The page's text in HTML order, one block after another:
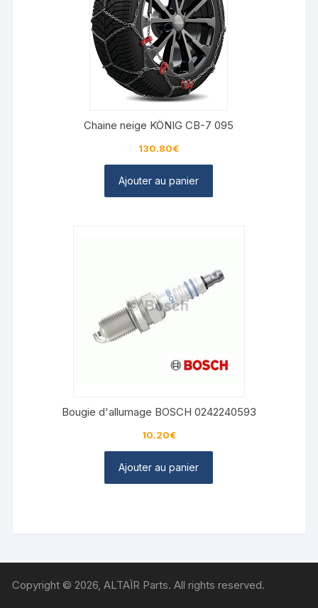
Chaine neige KÖNIG CB-7 095
130.80€
Ajouter au panier
Bougie d'allumage BOSCH 0242240593
10.20€
Ajouter au panier
Copyright © 2026, ALTAÏR Parts. All rights reserved.